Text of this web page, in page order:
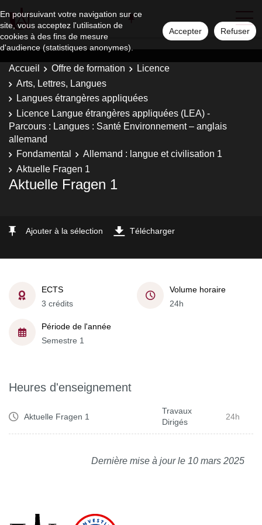
En poursuivant votre navigation sur ce
site, vous acceptez l'utilisation de
cookies à des fins de mesure
d'audience (statistiques anonymes).
Accepter Refuser
Accueil Offre de formation
Licence
Arts, Lettres, Langues
Langues étrangères appliquées
Licence Langue étrangères appliquées (LEA) -
Parcours : Langues : Santé Environnement – anglais
allemand
Fondamental
Allemand : langue et civilisation 1
Aktuelle Fragen 1
Aktuelle Fragen 1
Ajouter à la sélection Télécharger
ECTS
3 crédits
Volume horaire
24h
Période de l'année
Semestre 1
Heures d'enseignement
Aktuelle Fragen 1
Travaux
Dirigés
24h
Dernière mise à jour le 10 mars 2025